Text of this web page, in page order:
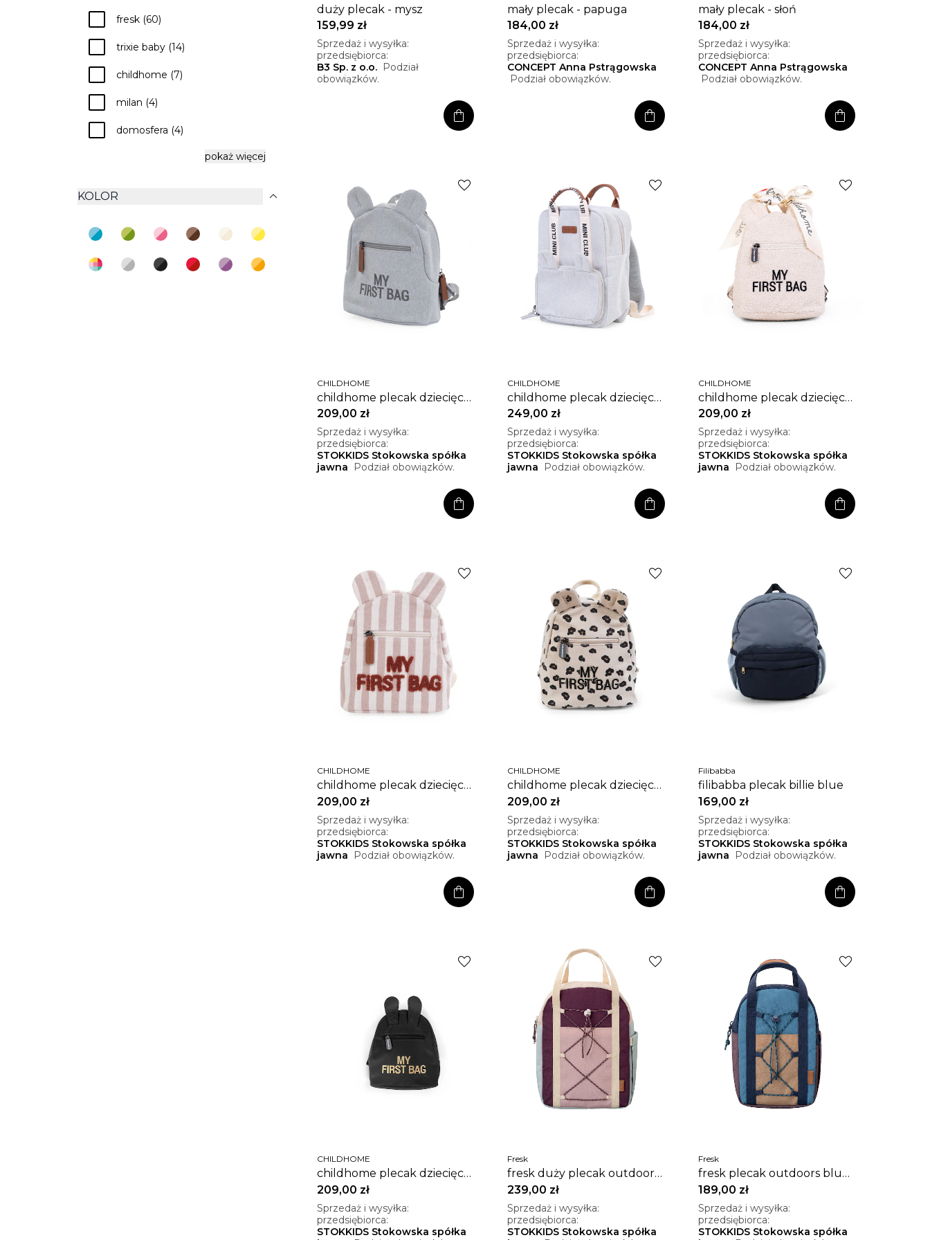
check fresk (60)
check trixie baby (14)
check childhome (7)
check milan (4)
check domosfera (4)
pokaż więcej
KOLOR expand_more
duży plecak - mysz
159,99 zł
Sprzedaż i wysyłka:
przedsiębiorca:
B3 Sp. z o.o. Podział
obowiązków.
shopping_bag
mały plecak - papuga
184,00 zł
Sprzedaż i wysyłka:
przedsiębiorca:
CONCEPT Anna Pstrągowska
Podział obowiązków.
shopping_bag
mały plecak - słoń
184,00 zł
Sprzedaż i wysyłka:
przedsiębiorca:
CONCEPT Anna Pstrągowska
Podział obowiązków.
shopping_bag
favorite
CHILDHOME
childhome plecak dziecięcy
my first bag kanwas szary
209,00 zł
Sprzedaż i wysyłka:
przedsiębiorca:
STOKKIDS Stokowska spółka
jawna
Podział obowiązków.
shopping_bag
favorite
CHILDHOME
childhome plecak dziecięcy
mini club off white
249,00 zł
Sprzedaż i wysyłka:
przedsiębiorca:
STOKKIDS Stokowska spółka
jawna Podział obowiązków.
shopping_bag
favorite
CHILDHOME
childhome plecak dziecięcy
my first bag teddy bear
white
209,00 zł
Sprzedaż i wysyłka:
przedsiębiorca:
STOKKIDS Stokowska spółka
jawna
Podział obowiązków.
shopping_bag
favorite
CHILDHOME
childhome plecak dziecięcy
my first bag nude
209,00 zł
Sprzedaż i wysyłka:
przedsiębiorca:
STOKKIDS Stokowska spółka
jawna
Podział obowiązków.
shopping_bag
favorite
CHILDHOME
childhome plecak dziecięcy
my first bag leopard
209,00 zł
Sprzedaż i wysyłka:
przedsiębiorca:
STOKKIDS Stokowska spółka
jawna Podział obowiązków.
shopping_bag
favorite
Filibabba
filibabba plecak billie blue
169,00 zł
Sprzedaż i wysyłka:
przedsiębiorca:
STOKKIDS Stokowska spółka
jawna
Podział obowiązków.
shopping_bag
favorite
CHILDHOME
childhome plecak dziecięcy
my first bag czarny
209,00 zł
Sprzedaż i wysyłka:
przedsiębiorca:
STOKKIDS Stokowska spółka
favorite
Fresk
fresk duży plecak outdoors
cameo rose
239,00 zł
Sprzedaż i wysyłka:
przedsiębiorca:
STOKKIDS Stokowska spółka
favorite
Fresk
fresk plecak outdoors blue
shadow
189,00 zł
Sprzedaż i wysyłka:
przedsiębiorca:
STOKKIDS Stokowska spółka